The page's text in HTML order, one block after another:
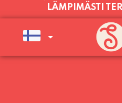
SAAKKA JONKA
AVOINNA
SU) ELOKUUN
LÄMPIMÄSTI